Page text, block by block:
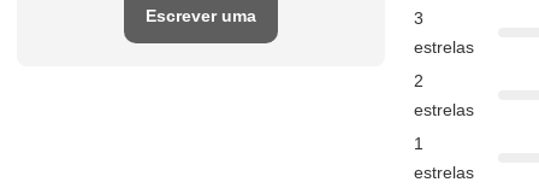
Escrever uma
3
estrelas
2
estrelas
1
estrelas